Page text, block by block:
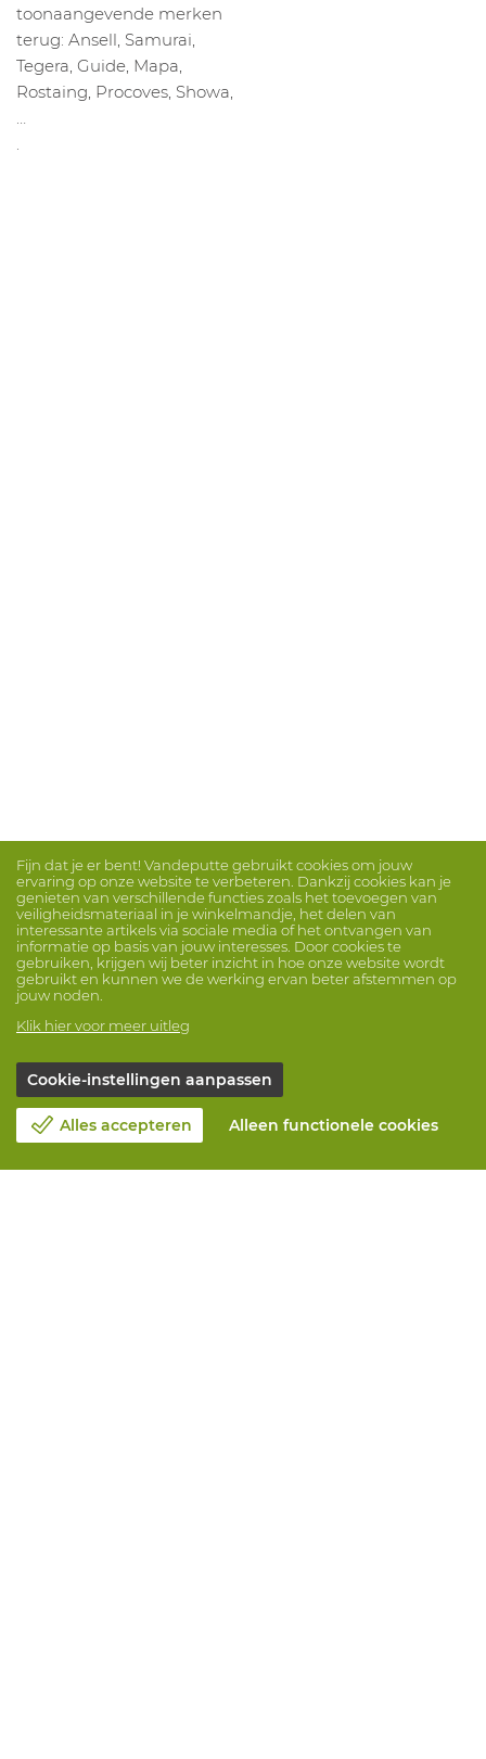
toonaangevende merken
terug: Ansell, Samurai,
Tegera, Guide, Mapa,
Rostaing, Procoves, Showa,
…
.
Fijn dat je er bent! Vandeputte gebruikt cookies om jouw
ervaring op onze website te verbeteren. Dankzij cookies kan je
genieten van verschillende functies zoals het toevoegen van
veiligheidsmateriaal in je winkelmandje, het delen van
interessante artikels via sociale media of het ontvangen van
informatie op basis van jouw interesses. Door cookies te
gebruiken, krijgen wij beter inzicht in hoe onze website wordt
gebruikt en kunnen we de werking ervan beter afstemmen op
jouw noden.
Klik hier voor meer uitleg
Cookie-instellingen aanpassen
Alles accepteren Alleen functionele cookies